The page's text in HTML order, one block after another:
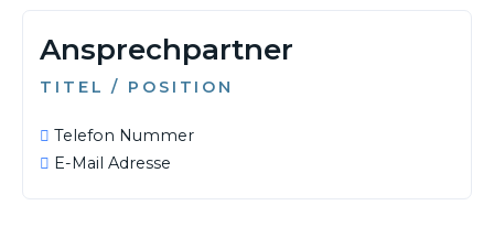
Ansprechpartner
TITEL / POSITION
Telefon Nummer
E-Mail Adresse